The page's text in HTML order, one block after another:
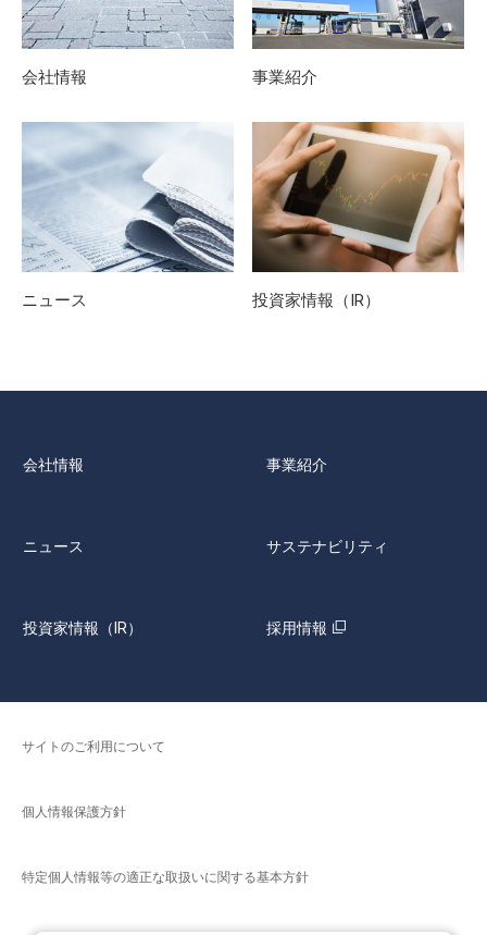
会社情報 事業紹介
ニュース 投資家情報（IR）
会社情報 事業紹介
ニュース サステナビリティ
投資家情報（IR） 採用情報
サイトのご利用について
個人情報保護方針
特定個人情報等の適正な取扱いに関する基本方針